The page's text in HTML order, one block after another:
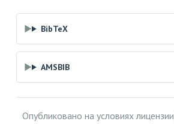
BibTeX
AMSBIB
Опубликовано на условиях лицензии